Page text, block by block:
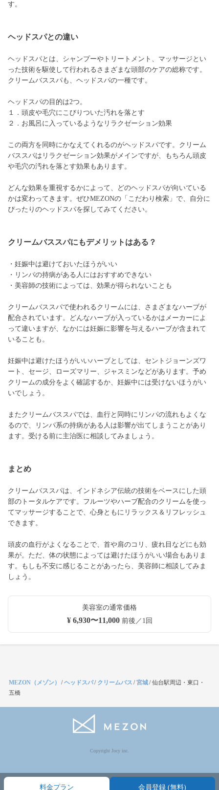
す。
ヘッドスパとの違い
ヘッドスパとは、シャンプーやトリートメント、マッサージとい
った技術を駆使して行われるさまざまな頭部のケアの総称です。
クリームバススパも、ヘッドスパの一種です。
ヘッドスパの目的は2つ。
１．頭皮や毛穴にこびりついた汚れを落とす
２．お風呂に入っているようなリラクゼーション効果
この両方を同時にかなえてくれるのがヘッドスパです。クリーム
バススパはリラクゼーション効果がメインですが、もちろん頭皮
や毛穴の汚れを落とす効果もあります。
どんな効果を重視するかによって、どのヘッドスパが向いている
かは変わってきます。ぜひMEZONの「こだわり検索」で、自分に
ぴったりのヘッドスパを探してみてください。
クリームバススパにもデメリットはある？
・妊娠中は避けておいたほうがいい
・リンパの持病がある人にはおすすめできない
・美容師の技術によっては、効果が得られないことも
クリームバススパで使われるクリームには、さまざまなハーブが
配合されています。どんなハーブが入っているかはメーカーによ
って違いますが、なかには妊娠に影響を与えるハーブが含まれて
いることも。
妊娠中は避けたほうがいいハーブとしては、セントジョーンズワ
ート、セージ、ローズマリー、ジャスミンなどがあります。予め
クリームの成分をよく確認するか、妊娠中には受けないほうがい
いでしょう。
またクリームバススパでは、血行と同時にリンパの流れもよくな
るので、リンパ系の持病がある人は影響が出てしまうことがあり
ます。受ける前に主治医に相談してみましょう。
まとめ
クリームバススパは、インドネシア伝統の技術をベースにした頭
部のトータルケアです。フルーツやハーブ配合のクリームを使っ
てマッサージすることで、心身ともにリラックス＆リフレッシュ
できます。
頭皮の血行がよくなることで、首や肩のコリ、疲れ目などにも効
果が。ただ、体の状態によっては避けたほうがいい場合もありま
す。もしも不安に感じることがあったら、美容師に相談してみま
しょう。
美容室の通常価格
¥ 6,930〜11,000前後／1回
料金プラン 会員登録 (無料)
MEZON（メゾン） /ヘッドスパ/ クリームバス /宮城/仙台駅周辺・東口・
五橋
Copyright Jocy inc.